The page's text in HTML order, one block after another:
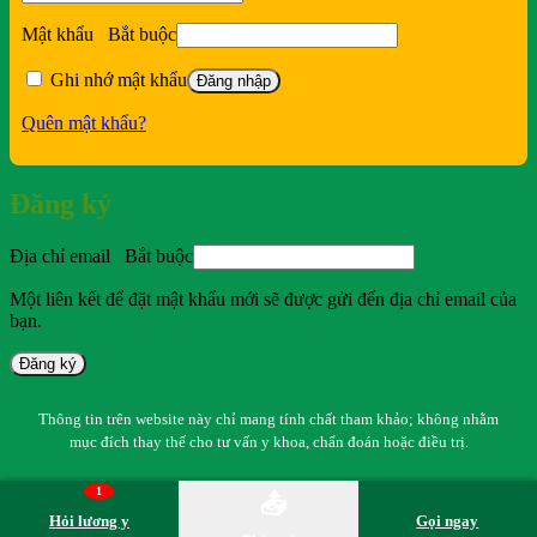
1
Hỏi lương y Gọi ngay
Mật khẩu Bắt buộc
Ghi nhớ mật khẩu Đăng nhập
Quên mật khẩu?
Đăng ký
Địa chỉ email Bắt buộc
Một liên kết để đặt mật khẩu mới sẽ được gửi đến địa chỉ email của
bạn.
Đăng ký
Thông tin trên website này chỉ mang tính chất tham khảo; không nhằm
mục đích thay thế cho tư vấn y khoa, chẩn đoán hoặc điều trị.